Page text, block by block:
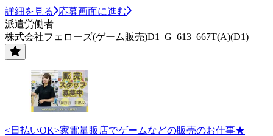
詳細を見る
応募画面に進む
派遣労働者
株式会社フェローズ(ゲーム販売)D1_G_613_667T(A)(D1)
<日払いOK>家電量販店でゲームなどの販売のお仕事★